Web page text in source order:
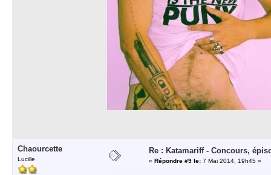
Chaourcette
Lucille
Re : Katamariff - Concours,
« Répondre #9 le: 7 Mai 2014, 19h45 »